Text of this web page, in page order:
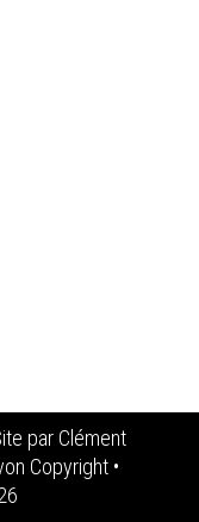
par Clément
Copyright •